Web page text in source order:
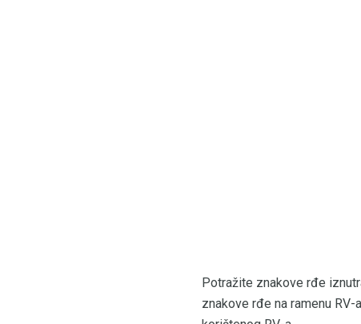
Potražite znakove rđe
znakove rđe na ramenu